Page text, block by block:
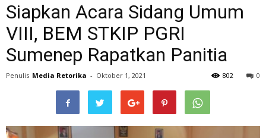
Siapkan Acara Sidang Umum
VIII, BEM STKIP PGRI
Sumenep Rapatkan Panitia
Penulis Media Retorika - Oktober 1, 2021 0
802